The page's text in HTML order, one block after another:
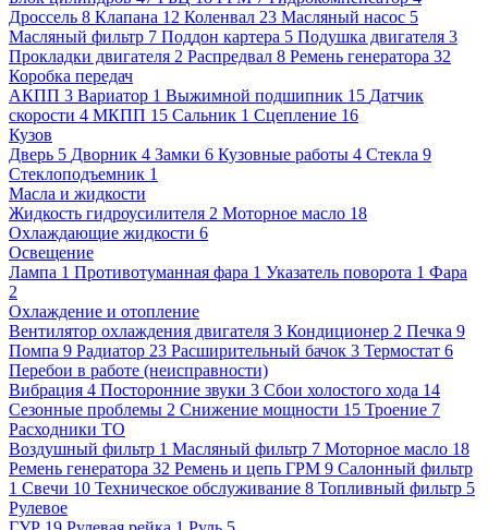
Дроссель 8 Клапана 12 Коленвал 23 Масляный насос 5
Масляный фильтр 7 Поддон картера 5 Подушка двигателя 3
Прокладки двигателя 2 Распредвал 8 Ремень генератора 32
Коробка передач
АКПП 3 Вариатор 1 Выжимной подшипник 15 Датчик
скорости 4 МКПП 15 Сальник 1 Сцепление 16
Кузов
Дверь 5 Дворник 4 Замки 6 Кузовные работы 4 Стекла 9
Стеклоподъемник 1
Масла и жидкости
Жидкость гидроусилителя 2 Моторное масло 18
Охлаждающие жидкости 6
Освещение
Лампа 1 Противотуманная фара 1 Указатель поворота 1 Фара
2
Охлаждение и отопление
Вентилятор охлаждения двигателя 3 Кондиционер 2 Печка 9
Помпа 9 Радиатор 23 Расширительный бачок 3 Термостат 6
Перебои в работе (неисправности)
Вибрация 4 Посторонние звуки 3 Сбои холостого хода 14
Сезонные проблемы 2 Снижение мощности 15 Троение 7
Расходники ТО
Воздушный фильтр 1 Масляный фильтр 7 Моторное масло 18
Ремень генератора 32 Ремень и цепь ГРМ 9 Салонный фильтр
1 Свечи 10 Техническое обслуживание 8 Топливный фильтр 5
Рулевое